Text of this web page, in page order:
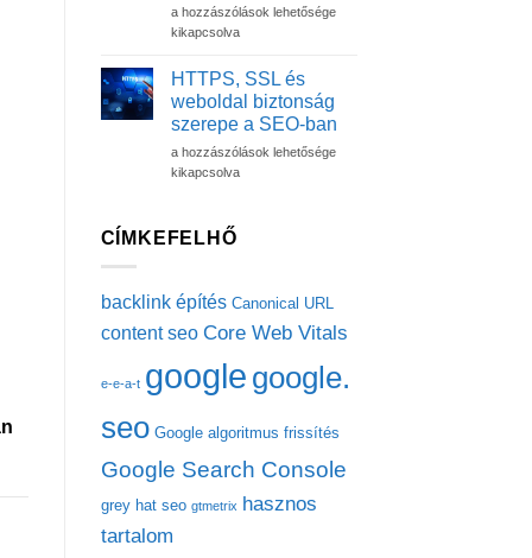
a
dizájnon
Szakértői
útmutató
technikai
szemlélettel
bejegyzéshez
Sebességoptimalizálás:
Core
Vitals
mérése
és
javítása
bejegyzéshez
a hozzászólások lehetősége
kikapcsolva
HTTPS, SSL és
weboldal biztonság
szerepe a SEO-ban
HTTPS,
SSL
biztonság
SEO-
ban
bejegyzéshez
a hozzászólások lehetősége
kikapcsolva
CÍMKEFELHŐ
backlink építés Canonical URL
content seo Core Web Vitals
e-e-a-t google google.
seo Google algoritmus frissítés
Google Search Console
grey hat seo gtmetrix hasznos
tartalom